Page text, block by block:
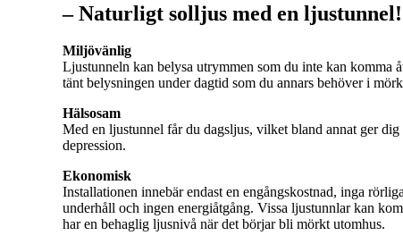
– Naturligt solljus med en ljustunnel!
Miljövänlig
Ljustunneln kan belysa utrymmen som du inte kan komma
tänt belysningen under dagtid som du annars behöver i
Hälsosam
Med en ljustunnel får du dagsljus, vilket bland annat ger
depression.
Ekonomisk
Installationen innebär endast en engångskostnad, inga
underhåll och ingen energiåtgång. Vissa ljustunnlar kan
har en behaglig ljusnivå när det börjar bli mörkt utomhus.